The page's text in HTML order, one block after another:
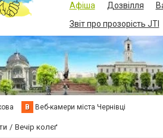
Афіша Дозвілля
Звіт про прозорість JTI
В Веб-камери міста Чернівці
Вечір колєґ